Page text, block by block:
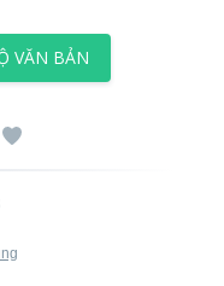
VĂN BẢN